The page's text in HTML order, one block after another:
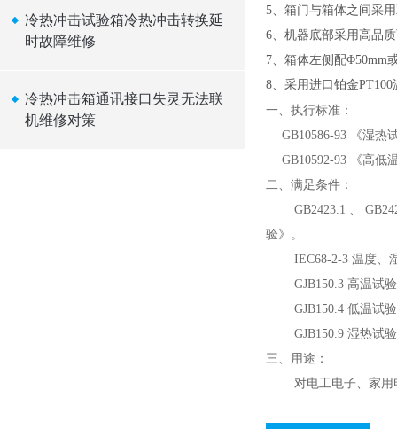
冷热冲击试验箱冷热冲击转换延
时故障维修
冷热冲击箱通讯接口失灵无法联
机维修对策
5、箱门与箱体之间采
6、机器底部采用高品
7、箱体左侧配Φ50mm
8、采用进口铂金
一、执行标准：
GB10586-93 《湿
GB10592-93 《高低
二、满足条件：
GB2423.1 、
验》。
IEC68-2-3 温度、
GJB150.3 高温试
GJB150.4 低温试
GJB150.9 湿热试
三、用途：
对电工电子、家用电